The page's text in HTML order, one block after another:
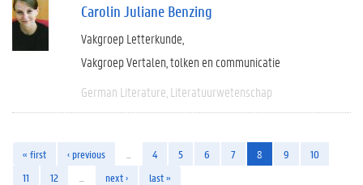
Carolin Juliane Benzing
Vakgroep Letterkunde
Vakgroep Vertalen, tolken en communicatie
German Literature Literatuurwetenschap
« first ‹ previous 4 5 6 7 8 9
10
11
12 next › last »